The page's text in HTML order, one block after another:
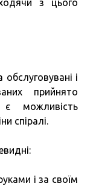
з цього
і
прийнято
можливість
спіралі.
і за своїм